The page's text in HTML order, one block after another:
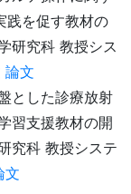
践を促す教材の
研究科 教授シス
論文
とした診療放射
習支援教材の開
究科 教授システ
文